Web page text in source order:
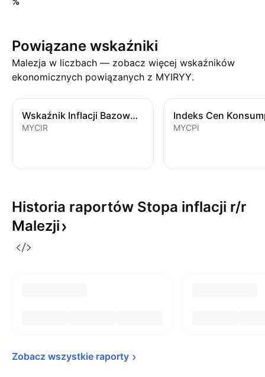
Powiązane wskaźniki
Malezja w liczbach — zobacz więcej wskaźników
ekonomicznych powiązanych z MYIRYY.
Wskaźnik Inflacji Bazowej r/r
MYCIR MYCPI
Historia raportów Stopa inflacji r/r
Malezji
Zobacz wszystkie raporty